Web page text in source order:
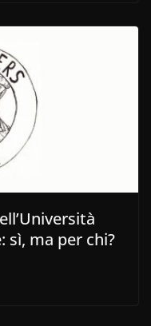
sì, ma per chi?